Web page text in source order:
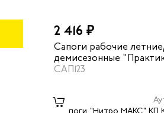
2 416 ₽
Сапоги рабочие
демисезонные
цвет черный
САП123